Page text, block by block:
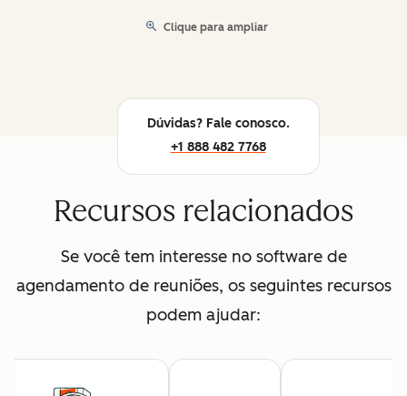
Clique para ampliar
Dúvidas? Fale conosco.
+1 888 482 7768
Recursos relacionados
Se você tem interesse no software de
agendamento de reuniões, os seguintes recursos
podem ajudar: